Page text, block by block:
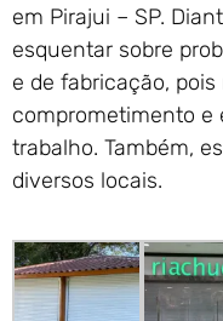
em Pirajui – SP.
esquentar sobre
e de fabricação,
comprometimento e
trabalho. Também,
diversos locais.